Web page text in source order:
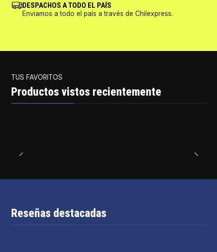
DESPACHOS A TODO EL PAÍS
Enviamos a todo el país a través de Chilexpress.
TUS FAVORITOS
Productos vistos recientemente
Reseñas destacadas